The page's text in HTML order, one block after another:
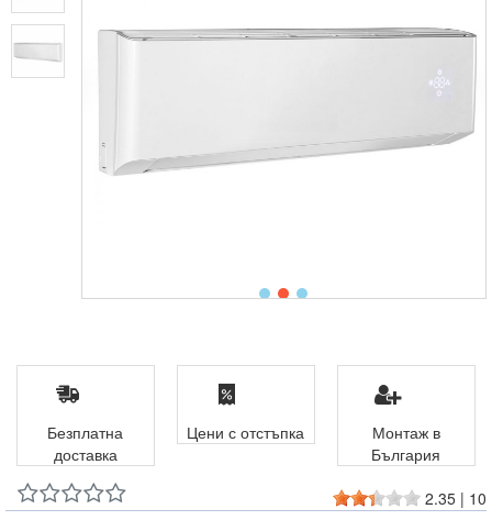
2.35 | 10
Безплатна
доставка
Цени с отстъпка
Монтаж в
България